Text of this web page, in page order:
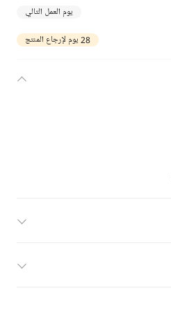
يوم العمل التالي
28 يوم لإرجاع المنتج